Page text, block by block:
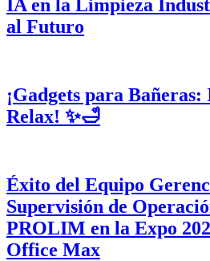
IA en la Limpieza
al Futuro
¡Gadgets para
Relax! ✨🛁
Éxito del Equipo
Supervisión de
PROLIM en la Expo
Office Max